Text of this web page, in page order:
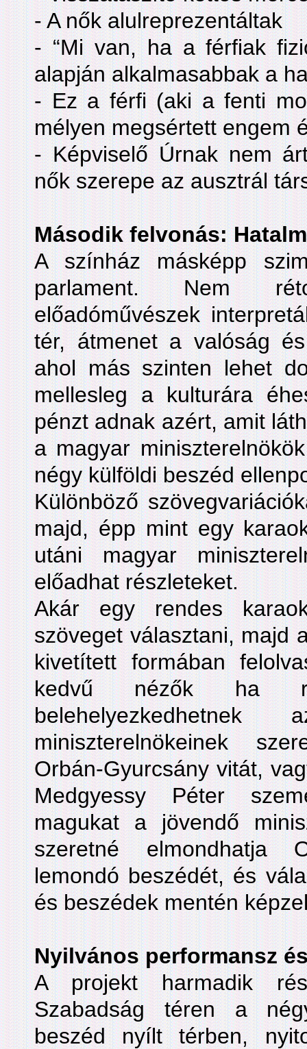
- A nők alulreprezentáltak
- “Mi van, ha a férfiak
alapján alkalmasabbak a
- Ez a férfi (aki a fenti
mélyen megsértett engem
- Képviselő Úrnak nem
nők szerepe az ausztrál
Második felvonás:
A színház másképp
parlament. Nem
előadóművészek
tér, átmenet a valóság
ahol más szinten lehet
mellesleg a kulturára
pénzt adnak azért, amit
a magyar
négy külföldi beszéd
Különböző
majd, épp mint egy
utáni magyar
előadhat részleteket.
Akár egy rendes
szöveget választani, majd
kivetített formában
kedvű nézők ha
miniszterelnökeinek
Orbán-Gyurcsány vitát,
Medgyessy Péter
magukat a jövendő
szeretné elmondhatja
lemondó beszédét, és
és beszédek mentén
Nyilvános performansz
A projekt harmadik
Szabadság téren a
beszéd nyílt térben,